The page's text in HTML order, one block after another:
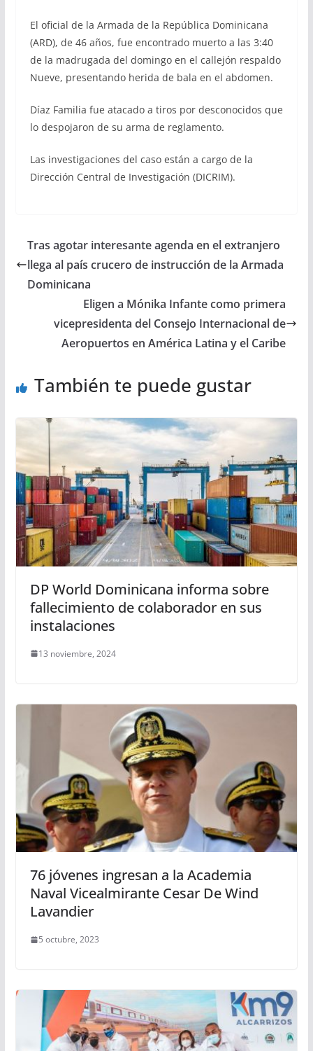
El oficial de la Armada de la República Dominicana
(ARD), de 46 años, fue encontrado muerto a las 3:40
de la madrugada del domingo en el callejón respaldo
Nueve, presentando herida de bala en el abdomen.
Díaz Familia fue atacado a tiros por desconocidos que
lo despojaron de su arma de reglamento.
Las investigaciones del caso están a cargo de la
Dirección Central de Investigación (DICRIM).
Tras agotar interesante agenda en el extranjero
llega al país crucero de instrucción de la Armada
Dominicana
Eligen a Mónika Infante como primera
vicepresidenta del Consejo Internacional de
Aeropuertos en América Latina y el Caribe
También te puede gustar
DP World Dominicana informa sobre
fallecimiento de colaborador en sus
instalaciones
13 noviembre, 2024
76 jóvenes ingresan a la Academia
Naval Vicealmirante Cesar De Wind
Lavandier
5 octubre, 2023